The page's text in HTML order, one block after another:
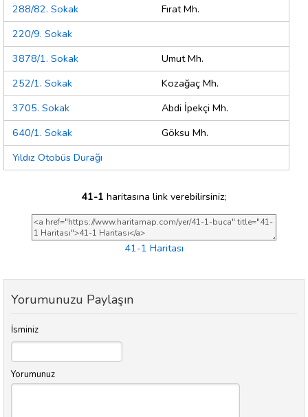
288/82. Sokak
Fırat Mh.
220/9. Sokak
3878/1. Sokak
Umut Mh.
252/1. Sokak
Kozağaç Mh.
3705. Sokak
Abdi İpekçi Mh.
640/1. Sokak
Göksu Mh.
Yıldız Otobüs Durağı
41-1 haritasına link verebilirsiniz;
41-1 Haritası
Yorumunuzu Paylaşın
İsminiz
Yorumunuz